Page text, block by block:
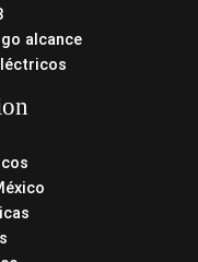
alcance